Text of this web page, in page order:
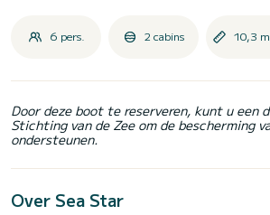
6 pers. 2 cabins 10,3
Door deze boot te reserveren, kunt u een
Stichting van de Zee om de bescherming
ondersteunen.
Over Sea Star